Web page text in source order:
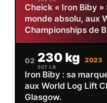
Cheick « Iron Biby
monde absolu, aux
Championships de
02 230 kg
507 LB
Iron Biby : sa
aux World Log Lift
Glasgow.
2023